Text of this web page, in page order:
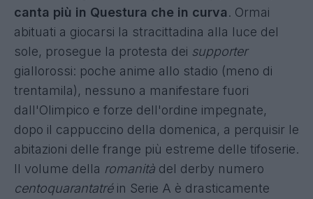
canta più in Questura che in curva. Ormai
abituati a giocarsi la stracittadina alla luce del
sole, prosegue la protesta dei supporter
giallorossi: poche anime allo stadio (meno di
trentamila), nessuno a manifestare fuori
dall'Olimpico e forze dell'ordine impegnate,
dopo il cappuccino della domenica, a perquisir le
abitazioni delle frange più estreme delle tifoserie.
Il volume della romanità del derby numero
centoquarantatréin Serie A è drasticamente